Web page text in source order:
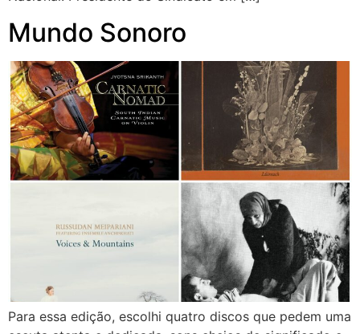
Mundo Sonoro
Para essa edição, escolhi quatro discos que pedem uma